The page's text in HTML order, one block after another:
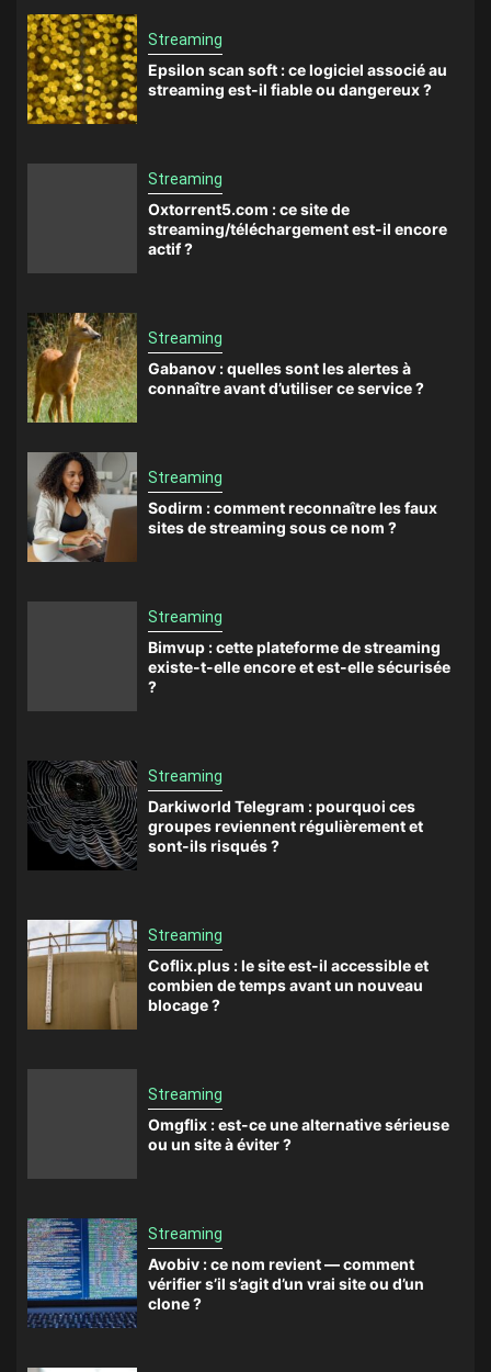
Streaming
Epsilon scan soft : ce logiciel associé au
streaming est-il fiable ou dangereux ?
Streaming
Oxtorrent5.com : ce site de
streaming/téléchargement est-il encore
actif ?
Streaming
Gabanov : quelles sont les alertes à
connaître avant d’utiliser ce service ?
Streaming
Sodirm : comment reconnaître les faux
sites de streaming sous ce nom ?
Streaming
Bimvup : cette plateforme de streaming
existe-t-elle encore et est-elle sécurisée
?
Streaming
Darkiworld Telegram : pourquoi ces
groupes reviennent régulièrement et
sont-ils risqués ?
Streaming
Coflix.plus : le site est-il accessible et
combien de temps avant un nouveau
blocage ?
Streaming
Omgflix : est-ce une alternative sérieuse
ou un site à éviter ?
Streaming
Avobiv : ce nom revient — comment
vérifier s’il s’agit d’un vrai site ou d’un
clone ?